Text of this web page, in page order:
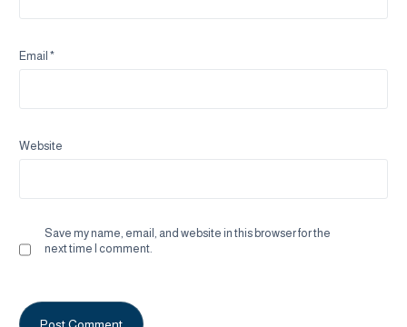
Email*
Website
Save my name, email, and website in this browser for the
next time I comment.